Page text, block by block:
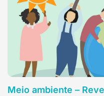
Meio ambiente –